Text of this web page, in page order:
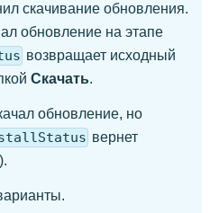
скачивание обновления.
обновление на этапе
возвращает исходный
Скачать.
обновление, но
вернет
).